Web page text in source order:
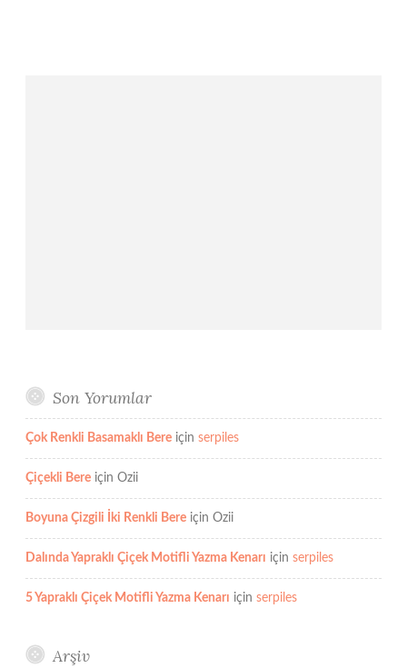
Son Yorumlar
Çok Renkli Basamaklı Bere için serpiles
Çiçekli Bere için Ozii
Boyuna Çizgili İki Renkli Bere için Ozii
Dalında Yapraklı Çiçek Motifli Yazma Kenarı için serpiles
5 Yapraklı Çiçek Motifli Yazma Kenarı için serpiles
Arşiv